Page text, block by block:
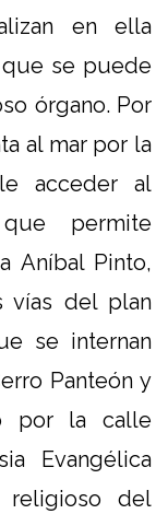
en ella
se puede
órgano. Por
al mar por la
acceder al
permite
Aníbal Pinto,
vías del plan
se internan
Panteón y
por la calle
Evangélica
religioso del